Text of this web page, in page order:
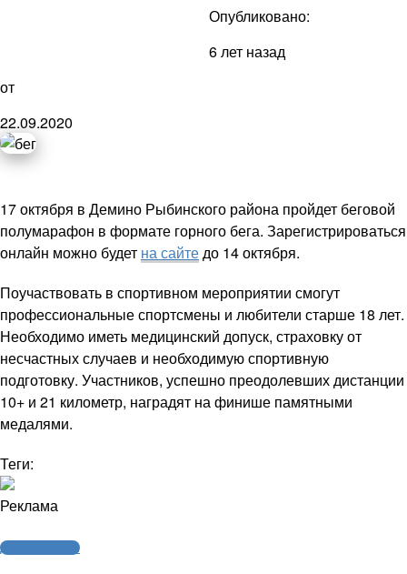
Опубликовано:
6 лет назад
от
22.09.2020
17 октября в Демино Рыбинского района пройдет беговой
полумарафон в формате горного бега. Зарегистрироваться
онлайн можно будет на сайтедо 14 октября.
Поучаствовать в спортивном мероприятии смогут
профессиональные спортсмены и любители старше 18 лет.
Необходимо иметь медицинский допуск, страховку от
несчастных случаев и необходимую спортивную
подготовку. Участников, успешно преодолевших дистанции
10+ и 21 километр, наградят на финише памятными
медалями.
Теги:
Реклама
Другие новости